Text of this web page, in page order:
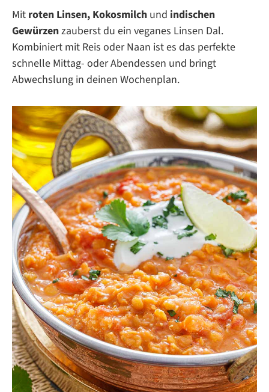
Mit roten Linsen, Kokosmilch und indischen
Gewürzenzauberst du ein veganes Linsen Dal.
Kombiniert mit Reis oder Naan ist es das perfekte
schnelle Mittag- oder Abendessen und bringt
Abwechslung in deinen Wochenplan.